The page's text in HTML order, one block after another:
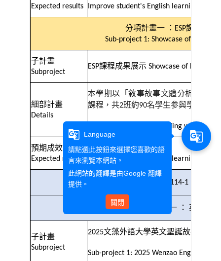
Expected results Improve student's English learning
分項計畫一 ： ESP課程成果
Sub-project 1: Showcase of ESP
子計畫
Subproject
ESP課程成果展示 Showcase of ESP
細部計畫
Details
本學期以「敘事故事文體分析」及
課程， 共2班約90名學生参與學期成果
Sharing student's outstanding works
預期成效
Expected results
提升學生英語學習成效
Improve student's English learning
114-1
分項計畫一 ： 英語競賽
子計畫
Subproject
2025文藻外語大學英文聖誕故事朗讀
Sub-project 1: 2025 Wenzao English
g_translate
Language
請點選此按鈕來選擇您喜歡的語
言來瀏覽本網站。
此網站的翻譯是由Google 翻譯
提供。
關閉
g_translate